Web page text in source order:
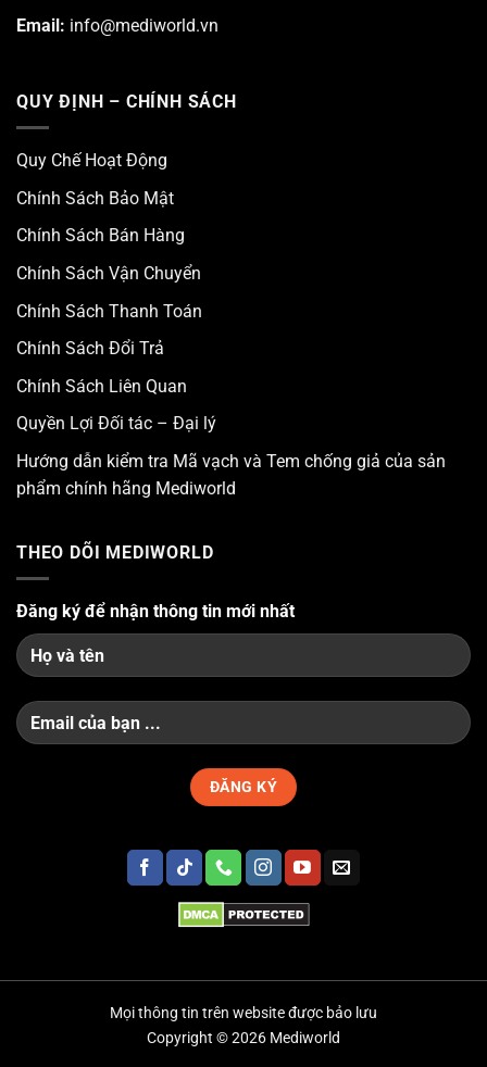
Email: info@mediworld.vn
QUY ĐỊNH – CHÍNH SÁCH
Quy Chế Hoạt Động
Chính Sách Bảo Mật
Chính Sách Bán Hàng
Chính Sách Vận Chuyển
Chính Sách Thanh Toán
Chính Sách Đổi Trả
Chính Sách Liên Quan
Quyền Lợi Đối tác – Đại lý
Hướng dẫn kiểm tra Mã vạch và Tem chống giả của sản
phẩm chính hãng Mediworld
THEO DÕI MEDIWORLD
Đăng ký để nhận thông tin mới nhất
Mọi thông tin trên website được bảo lưu
Copyright © 2026 Mediworld